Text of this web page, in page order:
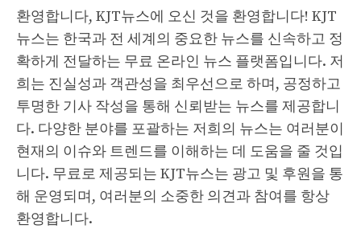
환영합니다, KJT뉴스에 오신 것을 환영합니다! KJT
뉴스는 한국과 전 세계의 중요한 뉴스를 신속하고 정
확하게 전달하는 무료 온라인 뉴스 플랫폼입니다. 저
희는 진실성과 객관성을 최우선으로 하며, 공정하고
투명한 기사 작성을 통해 신뢰받는 뉴스를 제공합니
다. 다양한 분야를 포괄하는 저희의 뉴스는 여러분이
현재의 이슈와 트렌드를 이해하는 데 도움을 줄 것입
니다. 무료로 제공되는 KJT뉴스는 광고 및 후원을 통
해 운영되며, 여러분의 소중한 의견과 참여를 항상
환영합니다.